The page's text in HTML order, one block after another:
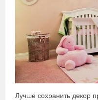
Лучше сохранить декор